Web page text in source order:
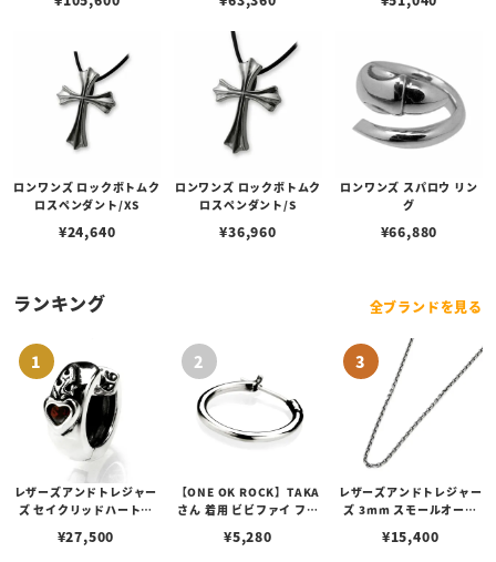
ロンワンズ ロックボトムク
ロスペンダント/XS
¥24,640
ロンワンズ ロックボトムク
ロスペンダント/S
¥36,960
ロンワンズ スパロウ リン
グ
¥66,880
ランキング 全ブランドを見る
レザーズアンドトレジャー
ズ セイクリッドハートピ
¥27,500
【ONE OK ROCK】TAKA
さん 着用 ビビファイ フー
¥5,280
レザーズアンドトレジャー
ズ 3mm スモールオーバ
ブスタークラスプ＆LTロ
¥15,400